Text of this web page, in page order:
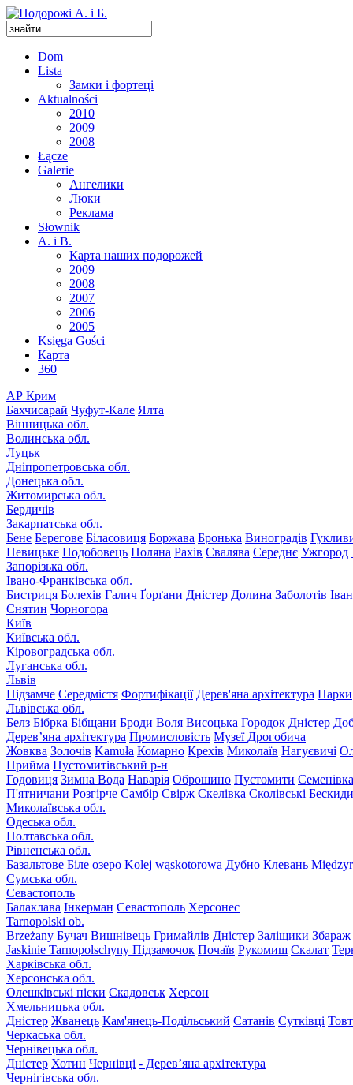
Dom
Lista
Замки і фортеці
Aktualności
2010
2009
2008
Łącze
Galerie
Ангелики
Люки
Реклама
Słownik
A. i B.
Карта наших подорожей
2009
2008
2007
2006
2005
Księga Gości
Карта
360
АР Крим
Бахчисарай Чуфут-Кале Ялта
Вінницька обл.
Волинська обл.
Луцьк
Дніпропетровська обл.
Донецька обл.
Житомирська обл.
Бердичів
Закарпатська обл.
Бене Берегове Біласовиця Боржава Бронька Виноградів
Невицьке Подобовець Поляна Рахів Свалява Середнє Ужгород
Запорізька обл.
Івано-Франківська обл.
Бистриця Болехів Галич Ґорґани Дністер Долина Заболотів
Снятин Чорногора
Київ
Київська обл.
Кіровоградська обл.
Луганська обл.
Львів
Підзамче Середмістя Фортифікації Дерев'яна архітектура Парки
Львівська обл.
Белз Бібрка Бібщани Броди Воля Висоцька Городок Дністер
Дерев’яна архітектура Промисловість Музеї Дрогобича
Жовква Золочів Kamuła Комарно Крехів Миколаїв Нагуєвичі
Прийма Пустомитівський р-н
Годовиця Зимна Вода Наварія Оброшино Пустомити Семенівка
П'ятничани Розгірче Самбір Свірж Скелівка Сколівські Бескиди
Миколаївська обл.
Одеська обл.
Полтавська обл.
Рівненська обл.
Базальтове Біле озеро Kolej wąskotorowa Дубно Клевань
Сумська обл.
Севастополь
Балаклава Інкерман Севастополь Херсонес
Tarnopolski ob.
Brzeżany Бучач Вишнівець Гримайлів Дністер Заліщики Збараж
Jaskinie Tarnopolschyny Підзамочок Почаїв Рукомиш Скалат
Харківська обл.
Херсонська обл.
Олешківські піски Скадовськ Херсон
Хмельницька обл.
Дністер Жванець Кам'янець-Подільський Сатанів Сутківці
Черкаська обл.
Чернівецька обл.
Дністер Хотин Чернівці - Дерев’яна архітектура
Чернігівська обл.